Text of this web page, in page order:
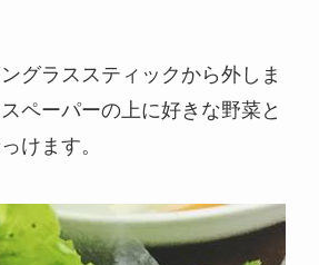
グラススティックから外しま
ペーパーの上に好きな野菜と
けます。